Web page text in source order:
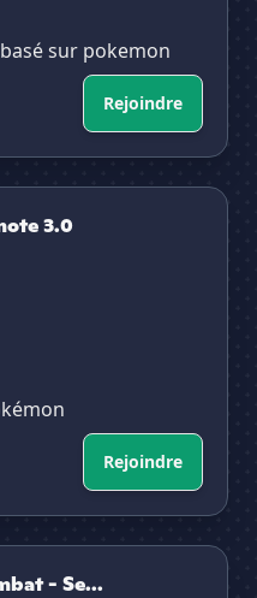
sur pokemon
Rejoindre
3.0
Rejoindre
- Se...